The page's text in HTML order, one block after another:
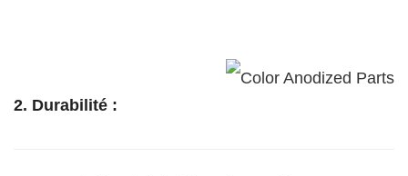
2. Durabilité :